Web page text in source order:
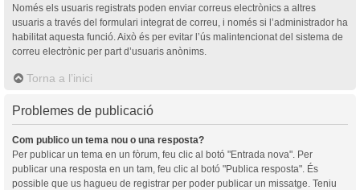
Només els usuaris registrats poden enviar correus electrònics a altres
usuaris a través del formulari integrat de correu, i només si l’administrador ha
habilitat aquesta funció. Això és per evitar l’ús malintencionat del sistema de
correu electrònic per part d’usuaris anònims.
Torna a l’inici
Problemes de publicació
Com publico un tema nou o una resposta?
Per publicar un tema en un fòrum, feu clic al botó "Entrada nova". Per
publicar una resposta en un tam, feu clic al botó "Publica resposta". És
possible que us hagueu de registrar per poder publicar un missatge. Teniu